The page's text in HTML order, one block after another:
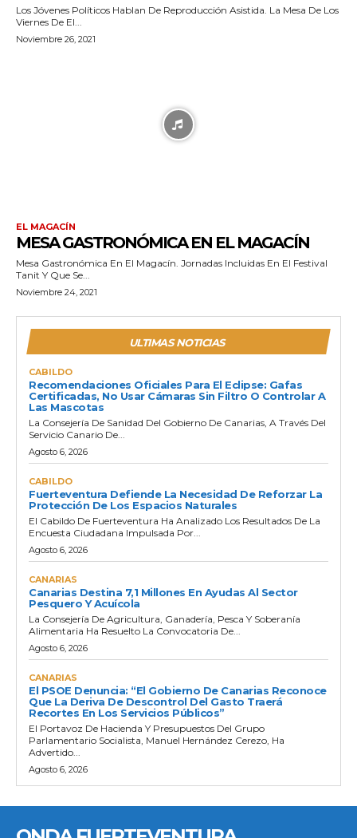
Los Jóvenes Políticos Hablan De Reproducción Asistida. La Mesa De Los
Viernes De El...
Noviembre 26, 2021
EL MAGACÍN
MESA GASTRONÓMICA EN EL MAGACÍN
Mesa Gastronómica En El Magacín. Jornadas Incluidas En El Festival
Tanit Y Que Se...
Noviembre 24, 2021
ULTIMAS NOTICIAS
CABILDO
Recomendaciones Oficiales Para El Eclipse: Gafas
Certificadas, No Usar Cámaras Sin Filtro O Controlar A
Las Mascotas
La Consejería De Sanidad Del Gobierno De Canarias, A Través Del
Servicio Canario De...
Agosto 6, 2026
CABILDO
Fuerteventura Defiende La Necesidad De Reforzar La
Protección De Los Espacios Naturales
El Cabildo De Fuerteventura Ha Analizado Los Resultados De La
Encuesta Ciudadana Impulsada Por...
Agosto 6, 2026
CANARIAS
Canarias Destina 7,1 Millones En Ayudas Al Sector
Pesquero Y Acuícola
La Consejería De Agricultura, Ganadería, Pesca Y Soberanía
Alimentaria Ha Resuelto La Convocatoria De...
Agosto 6, 2026
CANARIAS
El PSOE Denuncia: “El Gobierno De Canarias Reconoce
Que La Deriva De Descontrol Del Gasto Traerá
Recortes En Los Servicios Públicos”
El Portavoz De Hacienda Y Presupuestos Del Grupo
Parlamentario Socialista, Manuel Hernández Cerezo, Ha
Advertido...
Agosto 6, 2026